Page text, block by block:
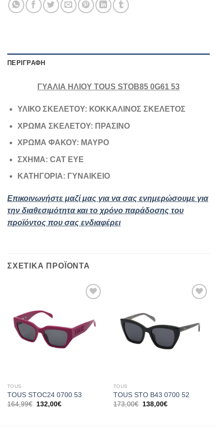
ΠΕΡΙΓΡΑΦΉ
ΓΥΑΛΙΑ ΗΛΙΟΥ TOUS STOB85 0G61 53
ΥΛΙΚΟ ΣΚΕΛΕΤΟΥ: ΚΟΚΚΑΛΙΝΟΣ ΣΚΕΛΕΤΟΣ
ΧΡΩΜΑ ΣΚΕΛΕΤΟΥ: ΠΡΑΣΙΝΟ
ΧΡΩΜΑ ΦΑΚΟΥ: ΜΑΥΡΟ
ΣΧΗΜΑ: CAT EYE
ΚΑΤΗΓΟΡΙΑ: ΓΥΝΑΙΚΕΙΟ
Επικοινωνήστε μαζί μας για να σας ενημερώσουμε για
την διαθεσιμότητα και το χρόνο παράδοσης του
προϊόντος που σας ενδιαφέρει
ΣΧΕΤΙΚΆ ΠΡΟΪΌΝΤΑ
TOUS
TOUS STOC24 0700 53
164,99€
Original
price
132,00€Η
TOUS
TOUS STO B43 0700 52
173,00€
Original
price
138,00€Η